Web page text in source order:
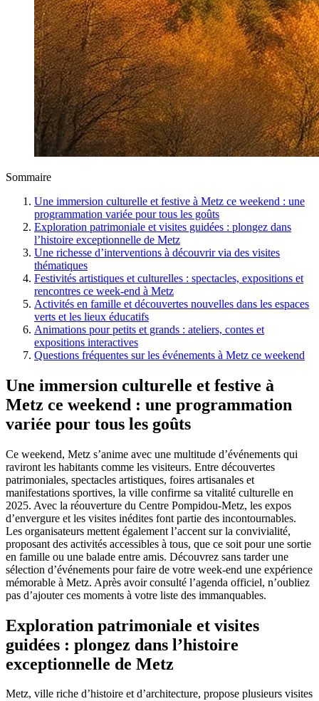
Sommaire
Une immersion culturelle et festive à Metz ce weekend : une
programmation variée pour tous les goûts
Exploration patrimoniale et visites guidées : plongez dans
l’histoire exceptionnelle de Metz
Une richesse d’interventions à découvrir via des visites
thématiques
Festivités artistiques et culturelles : spectacles, expositions et
rencontres ce week-end à Metz
Activités en famille et découvertes nouvelles dans les espaces
verts et les lieux éducatifs
Animations pour petits et grands : ateliers, contes et
expositions interactives
Questions fréquentes sur les événements à Metz ce weekend
Une immersion culturelle et festive à
Metz ce weekend : une programmation
variée pour tous les goûts
Ce weekend, Metz s’anime avec une multitude d’événements qui
raviront les habitants comme les visiteurs. Entre découvertes
patrimoniales, spectacles artistiques, foires artisanales et
manifestations sportives, la ville confirme sa vitalité culturelle en
2025. Avec la réouverture du Centre Pompidou-Metz, les expos
d’envergure et les visites inédites font partie des incontournables.
Les organisateurs mettent également l’accent sur la convivialité,
proposant des activités accessibles à tous, que ce soit pour une sortie
en famille ou une balade entre amis. Découvrez sans tarder une
sélection d’événements pour faire de votre week-end une expérience
mémorable à Metz. Après avoir consulté l’agenda officiel, n’oubliez
pas d’ajouter ces moments à votre liste des immanquables.
Exploration patrimoniale et visites
guidées : plongez dans l’histoire
exceptionnelle de Metz
Metz, ville riche d’histoire et d’architecture, propose plusieurs visites